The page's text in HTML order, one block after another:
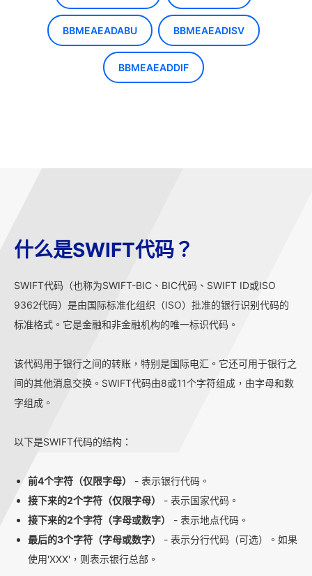
BBMEAEADABU BBMEAEADISV
BBMEAEADDIF
什么是SWIFT代码？
SWIFT代码（也称为SWIFT-BIC、BIC代码、SWIFT ID或ISO
9362代码）是由国际标准化组织（ISO）批准的银行识别代码的
标准格式。它是金融和非金融机构的唯一标识代码。
该代码用于银行之间的转账，特别是国际电汇。它还可用于银行之
间的其他消息交换。SWIFT代码由8或11个字符组成，由字母和数
字组成。
以下是SWIFT代码的结构：
前4个字符（仅限字母）
- 表示银行代码。
接下来的2个字符（仅限字母）
- 表示国家代码。
接下来的2个字符（字母或数字）
- 表示地点代码。
最后的3个字符（字母或数字）
- 表示分行代码（可选）。如果
使用'XXX'，则表示银行总部。